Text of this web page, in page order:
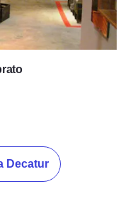
Decatur